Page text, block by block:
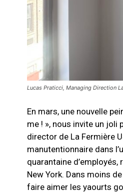
Lucas Praticci, Managing Direction
En mars, une nouvelle
me ! », nous invite un joli
director de La Fermière
manutentionnaire dans
quarantaine
New York. Dans moins
faire aimer les yaourts